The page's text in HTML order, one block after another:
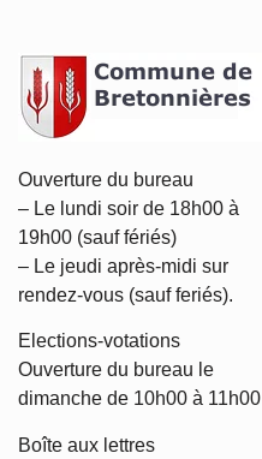
Ouverture du bureau
– Le lundi soir de 18h00 à
19h00 (sauf fériés)
– Le jeudi après-midi sur
rendez-vous (sauf feriés).
Elections-votations
Ouverture du bureau le
dimanche de 10h00 à 11h00
Boîte aux lettres